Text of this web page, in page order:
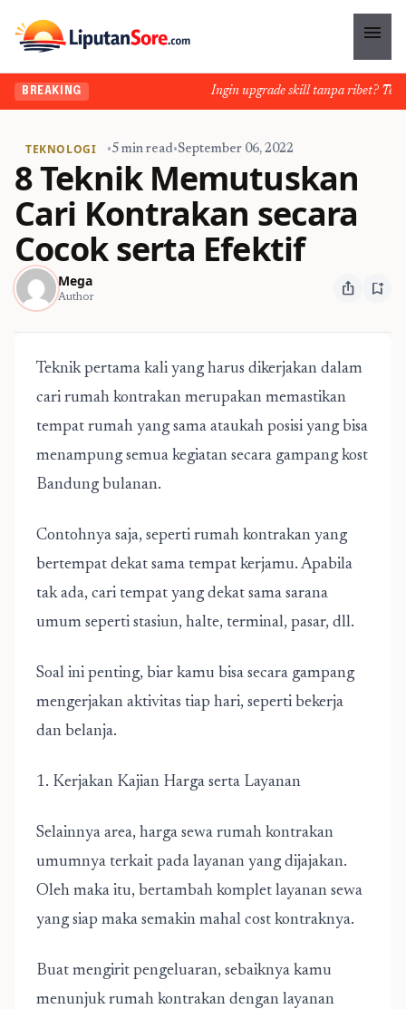
menu
BREAKING Ingin upgrade skill tanpa ribet?
TEKNOLOGI •5 min read•September 06, 2022
8 Teknik Memutuskan
Cari Kontrakan secara
Cocok serta Efektif
Mega
Author ios_share bookmark_add
Teknik pertama kali yang harus dikerjakan dalam
cari rumah kontrakan merupakan memastikan
tempat rumah yang sama ataukah posisi yang bisa
menampung semua kegiatan secara gampang kost
Bandung bulanan.
Contohnya saja, seperti rumah kontrakan yang
bertempat dekat sama tempat kerjamu. Apabila
tak ada, cari tempat yang dekat sama sarana
umum seperti stasiun, halte, terminal, pasar, dll.
Soal ini penting, biar kamu bisa secara gampang
mengerjakan aktivitas tiap hari, seperti bekerja
dan belanja.
1. Kerjakan Kajian Harga serta Layanan
Selainnya area, harga sewa rumah kontrakan
umumnya terkait pada layanan yang dijajakan.
Oleh maka itu, bertambah komplet layanan sewa
yang siap maka semakin mahal cost kontraknya.
Buat mengirit pengeluaran, sebaiknya kamu
menunjuk rumah kontrakan dengan layanan